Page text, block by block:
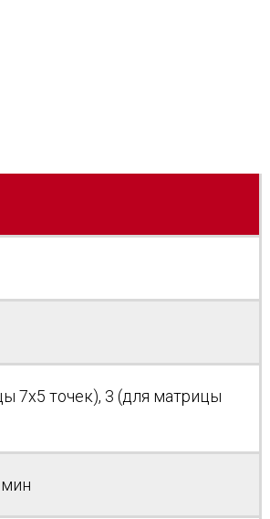
7x5 точек), 3 (для матрицы